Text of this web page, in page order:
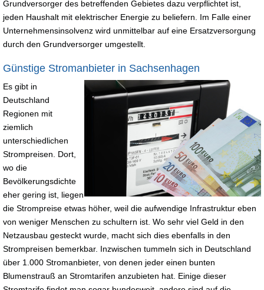
Grundversorger des betreffenden Gebietes dazu verpflichtet ist,
jeden Haushalt mit elektrischer Energie zu beliefern. Im Falle einer
Unternehmensinsolvenz wird unmittelbar auf eine Ersatzversorgung
durch den Grundversorger umgestellt.
Günstige Stromanbieter in Sachsenhagen
Es gibt in
Deutschland
Regionen mit
ziemlich
unterschiedlichen
Strompreisen. Dort,
wo die
Bevölkerungsdichte
eher gering ist, liegen
die Strompreise etwas höher, weil die aufwendige Infrastruktur eben
von weniger Menschen zu schultern ist. Wo sehr viel Geld in den
Netzausbau gesteckt wurde, macht sich dies ebenfalls in den
Strompreisen bemerkbar. Inzwischen tummeln sich in Deutschland
über 1.000 Stromanbieter, von denen jeder einen bunten
Blumenstrauß an Stromtarifen anzubieten hat. Einige dieser